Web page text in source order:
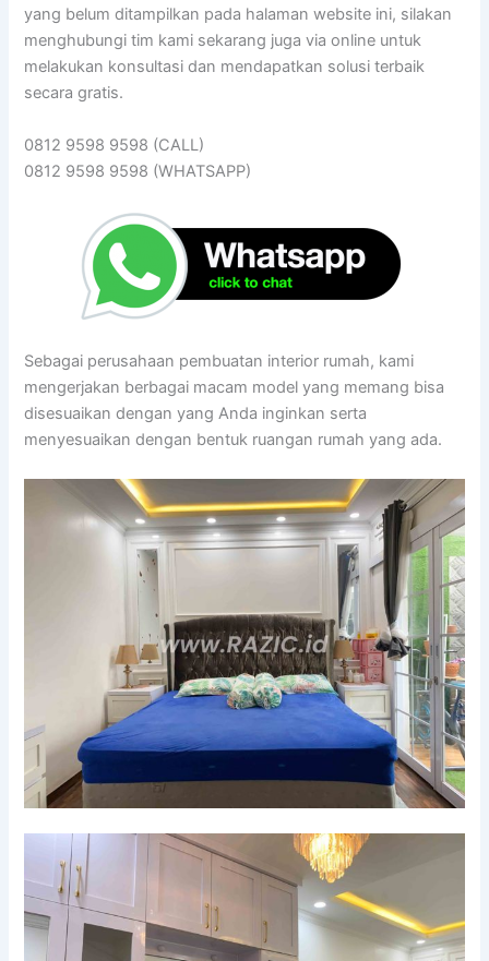
yang belum ditampilkan pada halaman website ini, silakan
menghubungi tim kami sekarang juga via online untuk
melakukan konsultasi dan mendapatkan solusi terbaik
secara gratis.
0812 9598 9598 (CALL)
0812 9598 9598 (WHATSAPP)
Sebagai perusahaan pembuatan interior rumah, kami
mengerjakan berbagai macam model yang memang bisa
disesuaikan dengan yang Anda inginkan serta
menyesuaikan dengan bentuk ruangan rumah yang ada.